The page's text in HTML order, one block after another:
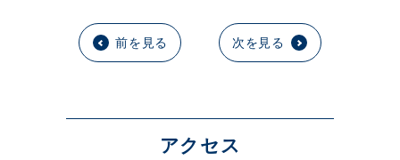
前を見る 次を見る
アクセス